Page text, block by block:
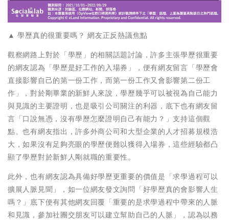
▲ 學歷真的很重要嗎？ 網友正反熱議焦點
觀察網路上對於「學歷」的相關話題討論，許多主張學歷很重要
的網友認為「學歷是好工作的入場券」，便有網友留言「學歷會
直接影響自己的第一份工作，而第一份工作又會影響第二份工
作」，對於剛畢業的新鮮人來說，學歷幾乎可以被視為自己能力
與見識的主要證明，也是吸引公司關注的利器，底下也有網友留
言「口說無憑，沒有學歷怎麼證明自己有能力？」支持這個觀
點。也有網友指出，許多外商公司和大型企業的人才招募規模浩
大，如果沒有足夠亮眼的學歷便難以獲得入場券，這些經驗都凸
顯了學歷對於新鮮人剛就職的重要性。
此外，也有網友認為具備好學歷更重要的價值是「求學過程可以
擴展人脈見聞」，如一位網友發文詢問「好學歷真的會影響人生
嗎？」底下便有其他網友回覆「重要的是求學過程中帶來的人脈
和見識，參加社團交朋友可以建立幫助自己的人脈」，認為以務